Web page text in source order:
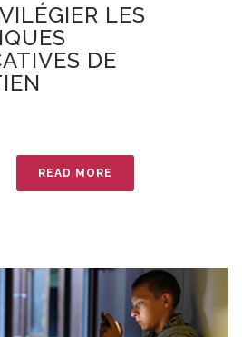
LES
DE
READ MORE